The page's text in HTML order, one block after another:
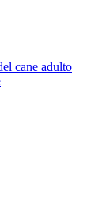
cane adulto